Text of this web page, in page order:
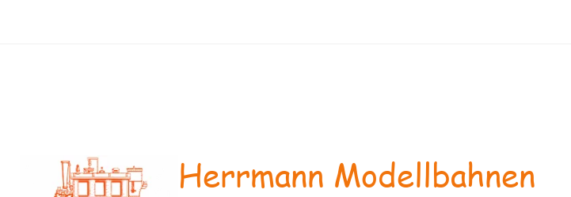
Herrmann Modellbahnen